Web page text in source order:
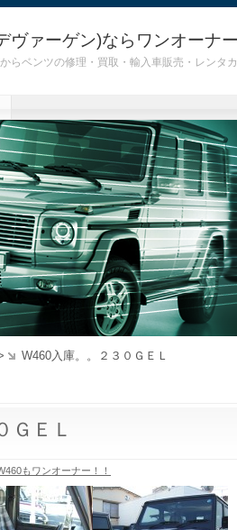
ヴァーゲン)ならワンオーナ
ベンツの修理・買取・輸入車販売・レンタ
W460入庫。。２３０ＧＥＬ
ＧＥＬ
もワンオーナー！！